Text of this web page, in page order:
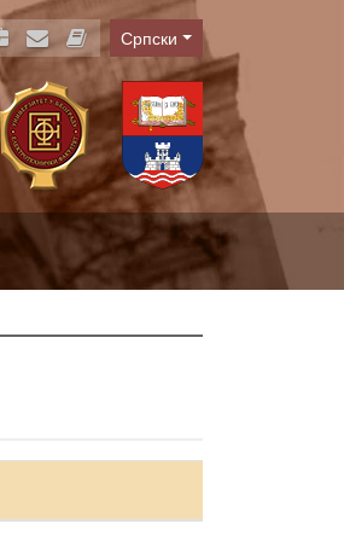
Language
Српски